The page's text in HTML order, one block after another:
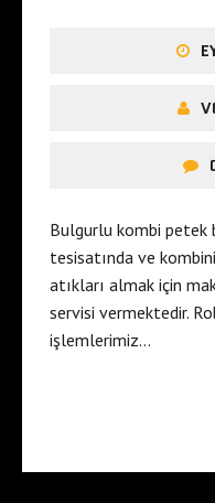
Bulgurlu kombi petek
tesisatında ve
atıkları almak için
servisi vermektedir.
işlemlerimiz…